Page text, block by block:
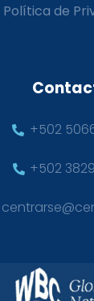
Política de
+502
+502